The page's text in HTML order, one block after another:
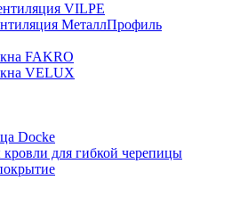
VILPE
МеталлПрофиль
FAKRO
VELUX
Docke
для гибкой черепицы